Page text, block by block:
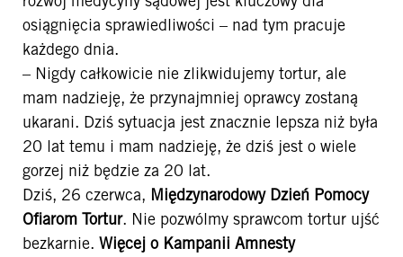
osiągnięcia sprawiedliwości – nad tym pracuje
każdego dnia.
– Nigdy całkowicie nie zlikwidujemy tortur, ale
mam nadzieję, że przynajmniej oprawcy zostaną
ukarani. Dziś sytuacja jest znacznie lepsza niż była
20 lat temu i mam nadzieję, że dziś jest o wiele
gorzej niż będzie za 20 lat.
Dziś, 26 czerwca, Międzynarodowy Dzień Pomocy
Ofiarom Tortur. Nie pozwólmy sprawcom tortur ujść
bezkarnie. Więcej o Kampanii Amnesty